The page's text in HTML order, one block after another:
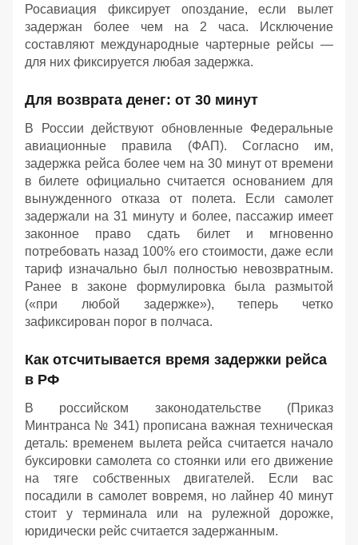
Росавиация фиксирует опоздание, если вылет
задержан более чем на 2 часа. Исключение
составляют международные чартерные рейсы —
для них фиксируется любая задержка.
Для возврата денег: от 30 минут
В России действуют обновленные Федеральные
авиационные правила (ФАП). Согласно им,
задержка рейса более чем на 30 минут от времени
в билете официально считается основанием для
вынужденного отказа от полета. Если самолет
задержали на 31 минуту и более, пассажир имеет
законное право сдать билет и мгновенно
потребовать назад 100% его стоимости, даже если
тариф изначально был полностью невозвратным.
Ранее в законе формулировка была размытой
(«при любой задержке»), теперь четко
зафиксирован порог в полчаса.
Как отсчитывается время задержки рейса
в РФ
В российском законодательстве (Приказ
Минтранса № 341) прописана важная техническая
деталь: временем вылета рейса считается начало
буксировки самолета со стоянки или его движение
на тяге собственных двигателей. Если вас
посадили в самолет вовремя, но лайнер 40 минут
стоит у терминала или на рулежной дорожке,
юридически рейс считается задержанным.